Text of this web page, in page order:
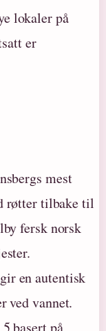
lokaler på
er
mest
røtter tilbake til
fersk norsk
en autentisk
ved vannet.
basert på